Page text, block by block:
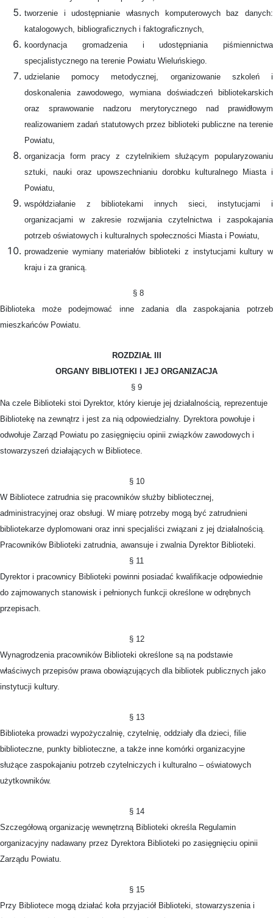
tworzenie i udostępnianie własnych komputerowych baz danych:
katalogowych, bibliograficznych i faktograficznych,
koordynacja gromadzenia i udostępniania piśmiennictwa
specjalistycznego na terenie Powiatu Wieluńskiego.
udzielanie pomocy metodycznej, organizowanie szkoleń i
doskonalenia zawodowego, wymiana doświadczeń bibliotekarskich
oraz sprawowanie nadzoru merytorycznego nad prawidłowym
realizowaniem zadań statutowych przez biblioteki publiczne na terenie
Powiatu,
organizacja form pracy z czytelnikiem służącym popularyzowaniu
sztuki, nauki oraz upowszechnianiu dorobku kulturalnego Miasta i
Powiatu,
współdziałanie z bibliotekami innych sieci, instytucjami i
organizacjami w zakresie rozwijania czytelnictwa i zaspokajania
potrzeb oświatowych i kulturalnych społeczności Miasta i Powiatu,
prowadzenie wymiany materiałów biblioteki z instytucjami kultury w
kraju i za granicą.
§ 8
Biblioteka może podejmować inne zadania dla zaspokajania potrzeb
mieszkańców Powiatu.
ROZDZIAŁ III
ORGANY BIBLIOTEKI I JEJ ORGANIZACJA
§ 9
Na czele Biblioteki stoi Dyrektor, który kieruje jej działalnością, reprezentuje
Bibliotekę na zewnątrz i jest za nią odpowiedzialny. Dyrektora powołuje i
odwołuje Zarząd Powiatu po zasięgnięciu opinii związków zawodowych i
stowarzyszeń działających w Bibliotece.
§ 10
W Bibliotece zatrudnia się pracowników służby bibliotecznej,
administracyjnej oraz obsługi. W miarę potrzeby mogą być zatrudnieni
bibliotekarze dyplomowani oraz inni specjaliści związani z jej działalnością.
Pracowników Biblioteki zatrudnia, awansuje i zwalnia Dyrektor Biblioteki.
§ 11
Dyrektor i pracownicy Biblioteki powinni posiadać kwalifikacje odpowiednie
do zajmowanych stanowisk i pełnionych funkcji określone w odrębnych
przepisach.
§ 12
Wynagrodzenia pracowników Biblioteki określone są na podstawie
właściwych przepisów prawa obowiązujących dla bibliotek publicznych jako
instytucji kultury.
§ 13
Biblioteka prowadzi wypożyczalnię, czytelnię, oddziały dla dzieci, filie
biblioteczne, punkty biblioteczne, a także inne komórki organizacyjne
służące zaspokajaniu potrzeb czytelniczych i kulturalno – oświatowych
użytkowników.
§ 14
Szczegółową organizację wewnętrzną Biblioteki określa Regulamin
organizacyjny nadawany przez Dyrektora Biblioteki po zasięgnięciu opinii
Zarządu Powiatu.
§ 15
Przy Bibliotece mogą działać koła przyjaciół Biblioteki, stowarzyszenia i